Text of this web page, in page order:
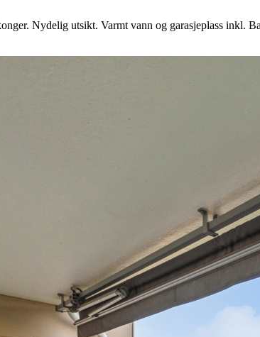
Nydelig utsikt. Varmt vann og garasjeplass inkl.